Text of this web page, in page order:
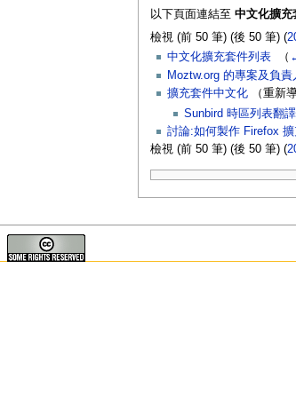
以下頁面連結至 中文化擴充
檢視 (前 50 筆) (後 50 筆) (
中文化擴充套件列表‎ （
Moztw.org 的專案及負責
擴充套件中文化（重新
Sunbird 時區列表翻譯‎
討論:如何製作 Firefox
檢視 (前 50 筆) (後 50 筆) (